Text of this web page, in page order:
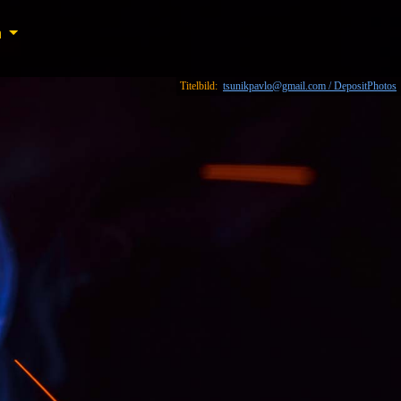
Titelbild: tsunikpavlo@gmail.com / DepositPhotos